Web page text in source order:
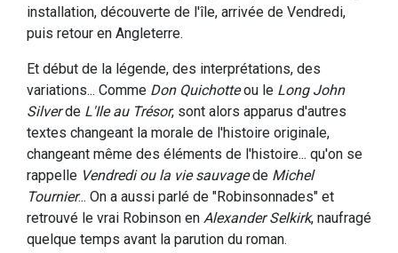
installation, découverte de l'île, arrivée de Vendredi,
puis retour en Angleterre.
Et début de la légende, des interprétations, des
variations... Comme Don Quichotteou le Long John
Silverde L'Ile au Trésor, sont alors apparus d'autres
textes changeant la morale de l'histoire originale,
changeant même des éléments de l'histoire... qu'on se
rappelle Vendredi ou la vie sauvagede Michel
Tournier... On a aussi parlé de "Robinsonnades" et
retrouvé le vrai Robinson en Alexander Selkirk, naufragé
quelque temps avant la parution du roman.